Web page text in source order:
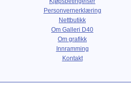
Personvernerklæring
Nettbutikk
Om Galleri D40
Om grafikk
Innramming
Kontakt